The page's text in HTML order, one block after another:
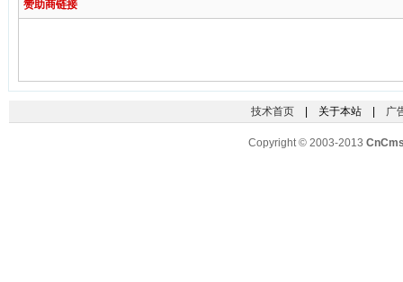
赞助商链接
技术首页| 关于本站 | 广
Copyright © 2003-2013